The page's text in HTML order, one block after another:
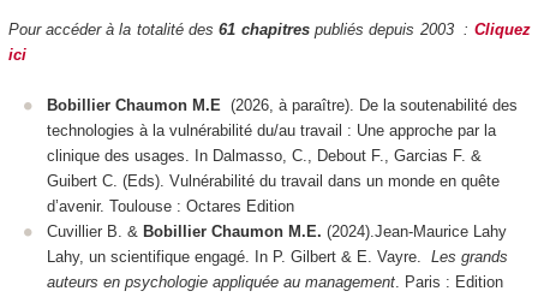
Pour accéder à la totalité des61 chapitrespubliés depuis 2003 : Cliquez
ici
Bobillier Chaumon M.E (2026, à paraître). De la soutenabilité des
technologies à la vulnérabilité du/au travail : Une approche par la
clinique des usages. In Dalmasso, C., Debout F., Garcias F. &
Guibert C. (Eds). Vulnérabilité du travail dans un monde en quête
d’avenir. Toulouse : Octares Edition
Cuvillier B. & Bobillier Chaumon M.E. (2024).Jean-Maurice Lahy
Lahy, un scientifique engagé. In P. Gilbert & E. Vayre. Les grands
auteurs en psychologie appliquée au management. Paris : Edition